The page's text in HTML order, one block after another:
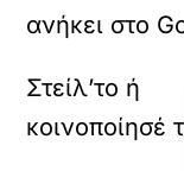
ανήκει στο